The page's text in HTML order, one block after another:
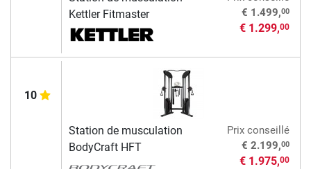
Kettler Fitmaster
€ 1.499,00
€ 1.299,00
10
Station de musculation
BodyCraft HFT
Prix conseillé
€ 2.199,00
€ 1.975,00